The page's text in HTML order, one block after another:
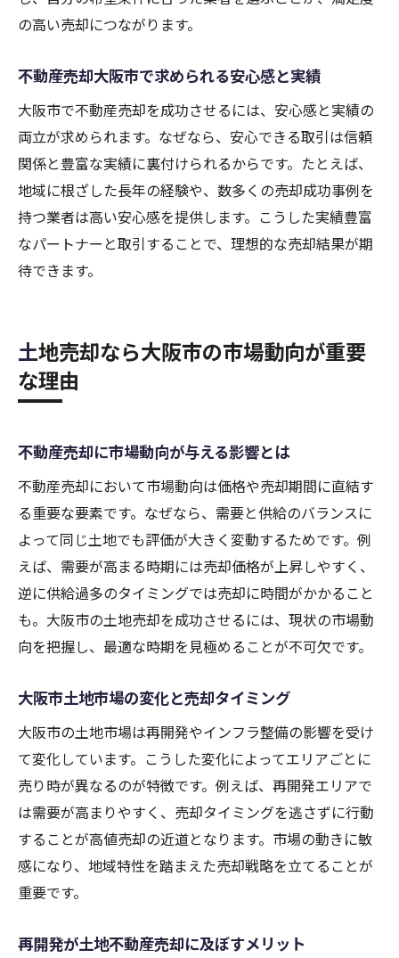
の高い売却につながります。
不動産売却大阪市で求められる安心感と実績
大阪市で不動産売却を成功させるには、安心感と実績の
両立が求められます。なぜなら、安心できる取引は信頼
関係と豊富な実績に裏付けられるからです。たとえば、
地域に根ざした長年の経験や、数多くの売却成功事例を
持つ業者は高い安心感を提供します。こうした実績豊富
なパートナーと取引することで、理想的な売却結果が期
待できます。
土地売却なら大阪市の市場動向が重要
な理由
不動産売却に市場動向が与える影響とは
不動産売却において市場動向は価格や売却期間に直結す
る重要な要素です。なぜなら、需要と供給のバランスに
よって同じ土地でも評価が大きく変動するためです。例
えば、需要が高まる時期には売却価格が上昇しやすく、
逆に供給過多のタイミングでは売却に時間がかかること
も。大阪市の土地売却を成功させるには、現状の市場動
向を把握し、最適な時期を見極めることが不可欠です。
大阪市土地市場の変化と売却タイミング
大阪市の土地市場は再開発やインフラ整備の影響を受け
て変化しています。こうした変化によってエリアごとに
売り時が異なるのが特徴です。例えば、再開発エリアで
は需要が高まりやすく、売却タイミングを逃さずに行動
することが高値売却の近道となります。市場の動きに敏
感になり、地域特性を踏まえた売却戦略を立てることが
重要です。
再開発が土地不動産売却に及ぼすメリット